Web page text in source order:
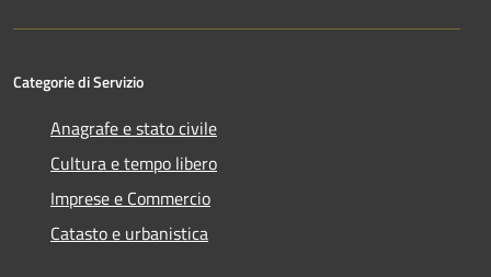
Categorie di Servizio
Anagrafe e stato civile
Cultura e tempo libero
Imprese e Commercio
Catasto e urbanistica